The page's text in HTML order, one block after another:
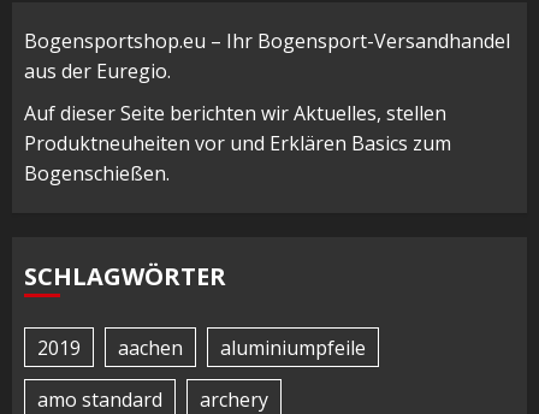
Bogensportshop.eu – Ihr Bogensport-Versandhandel
aus der Euregio.
Auf dieser Seite berichten wir Aktuelles, stellen
Produktneuheiten vor und Erklären Basics zum
Bogenschießen.
SCHLAGWÖRTER
2019 aachen
aluminiumpfeile
amo standard
archery